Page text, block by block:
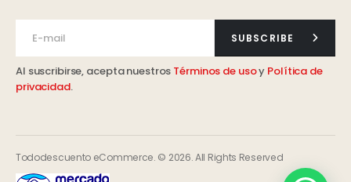
SUBSCRIBE
Al suscribirse, acepta nuestros Términos de usoy Política de
privacidad.
Tododescuento eCommerce. © 2026. All Rights Reserved